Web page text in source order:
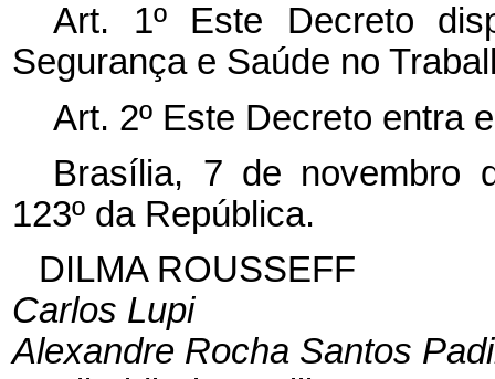
Art. 1º Este Decreto
Segurança e Saúde no
Art. 2º Este Decreto entra
Brasília, 7 de novembro
123º da República.
DILMA ROUSSEFF
Carlos Lupi
Alexandre Rocha Santos